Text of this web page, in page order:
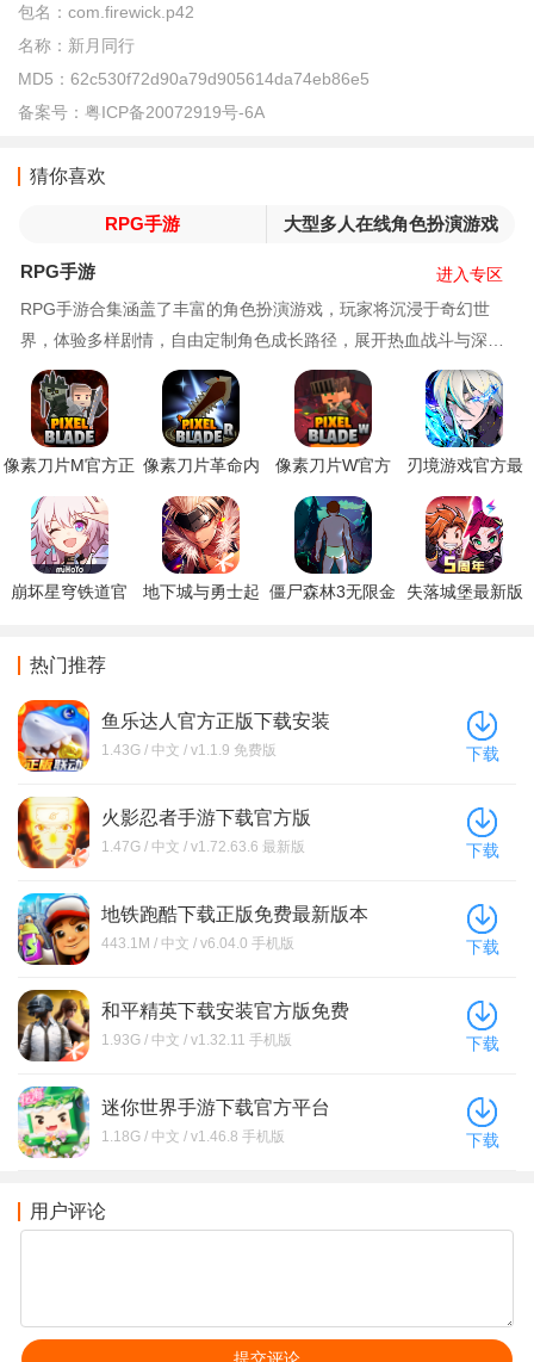
包名： com.firewick.p42
名称： 新月同行
MD5： 62c530f72d90a79d905614da74eb86e5
备案号： 粤ICP备20072919号-6A
猜你喜欢
RPG手游 大型多人在线角色扮演游戏
RPG手游
RPG手游合集涵盖了丰富的角色扮演游戏，玩家将沉浸于奇幻世
界，体验多样剧情，自由定制角色成长路径，展开热血战斗与深度
社交。这些游戏以其精美的画面、丰富的剧情和多样的玩法，为玩
家带来沉浸式的冒险之旅。
进入专区
像素刀片M官方正 像素刀片革命内
下载
像素刀片W官方
刃境游戏官方最
崩坏星穹铁道官
地下城与勇士起 僵尸森林3无限金
失落城堡最新版
热门推荐
鱼乐达人官方正版下载安装
1.43G / 中文 / v1.1.9 免费版 下载
火影忍者手游下载官方版
1.47G / 中文 / v1.72.63.6 最新版 下载
地铁跑酷下载正版免费最新版本
443.1M / 中文 / v6.04.0 手机版 下载
和平精英下载安装官方版免费
1.93G / 中文 / v1.32.11 手机版 下载
迷你世界手游下载官方平台
1.18G / 中文 / v1.46.8 手机版 下载
用户评论